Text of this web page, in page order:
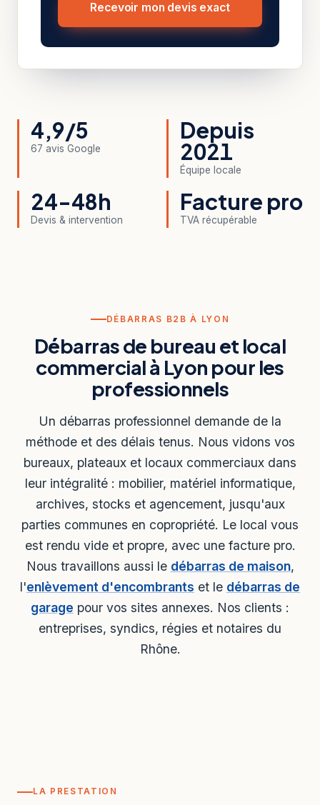
Recevoir mon devis exact
4,9/5
67 avis Google
Depuis
2021
Équipe locale
24-48h
Devis & intervention
Facture pro
TVA récupérable
DÉBARRAS B2B À LYON
Débarras de bureau et local
commercial à Lyon pour les
professionnels
Un débarras professionnel demande de la
méthode et des délais tenus. Nous vidons vos
bureaux, plateaux et locaux commerciaux dans
leur intégralité : mobilier, matériel informatique,
archives, stocks et agencement, jusqu'aux
parties communes en copropriété. Le local vous
est rendu vide et propre, avec une facture pro.
Nous travaillons aussi le débarras de maison,
l'enlèvement d'encombrants et le débarras de
garage pour vos sites annexes. Nos clients :
entreprises, syndics, régies et notaires du
Rhône.
LA PRESTATION